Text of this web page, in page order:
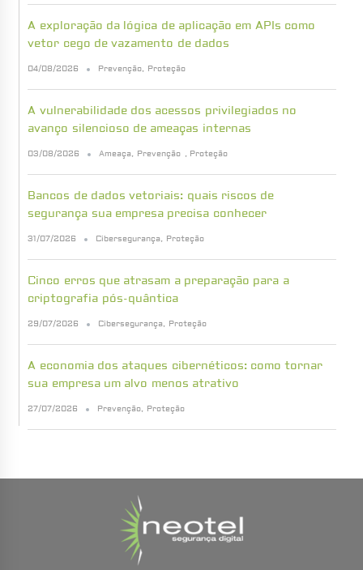
A exploração da lógica de aplicação em APIs como
vetor cego de vazamento de dados
04/08/2026 Prevenção, Proteção
A vulnerabilidade dos acessos privilegiados no
avanço silencioso de ameaças internas
03/08/2026 Ameaça, Prevenção , Proteção
Bancos de dados vetoriais: quais riscos de
segurança sua empresa precisa conhecer
31/07/2026 Cibersegurança, Proteção
Cinco erros que atrasam a preparação para a
criptografia pós-quântica
29/07/2026 Cibersegurança, Proteção
A economia dos ataques cibernéticos: como tornar
sua empresa um alvo menos atrativo
27/07/2026 Prevenção, Proteção